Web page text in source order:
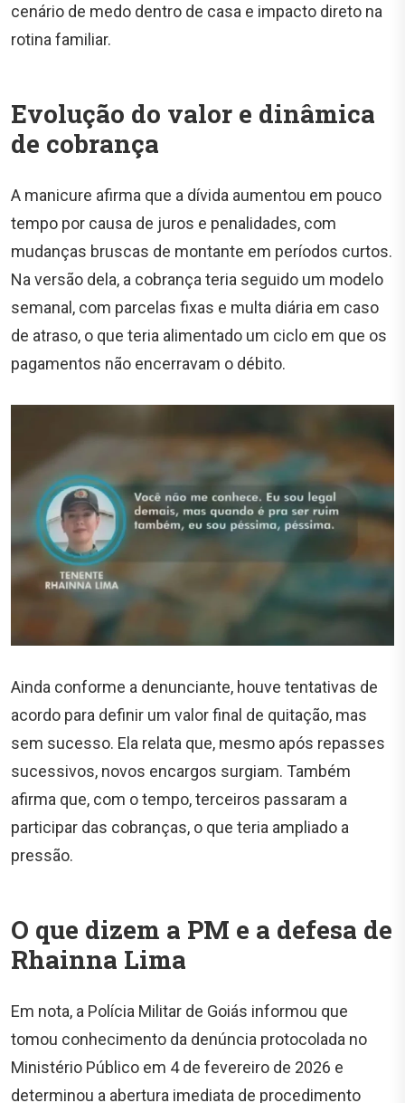
cenário de medo dentro de casa e impacto direto na
rotina familiar.
Evolução do valor e dinâmica
de cobrança
A manicure afirma que a dívida aumentou em pouco
tempo por causa de juros e penalidades, com
mudanças bruscas de montante em períodos curtos.
Na versão dela, a cobrança teria seguido um modelo
semanal, com parcelas fixas e multa diária em caso
de atraso, o que teria alimentado um ciclo em que os
pagamentos não encerravam o débito.
Ainda conforme a denunciante, houve tentativas de
acordo para definir um valor final de quitação, mas
sem sucesso. Ela relata que, mesmo após repasses
sucessivos, novos encargos surgiam. Também
afirma que, com o tempo, terceiros passaram a
participar das cobranças, o que teria ampliado a
pressão.
O que dizem a PM e a defesa de
Rhainna Lima
Em nota, a Polícia Militar de Goiás informou que
tomou conhecimento da denúncia protocolada no
Ministério Público em 4 de fevereiro de 2026 e
determinou a abertura imediata de procedimento